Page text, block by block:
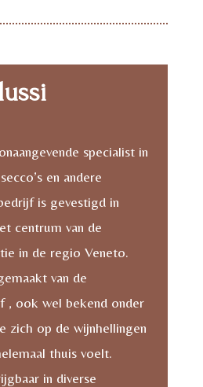
specialist in
en andere
is gevestigd in
centrum van de
in de regio Veneto.
van de
, ook wel bekend onder
zich op de wijnhellingen
thuis voelt.
in diverse